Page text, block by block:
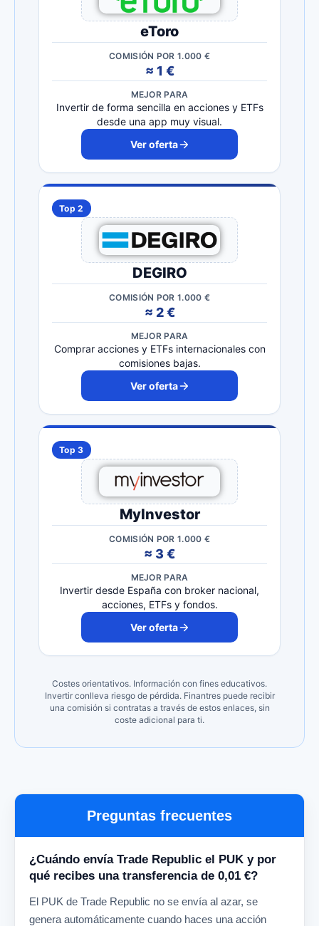
eToro
COMISIÓN POR 1.000 €
≈ 1 €
MEJOR PARA
Invertir de forma sencilla en acciones y ETFs
desde una app muy visual.
Ver oferta
Top 2
DEGIRO
COMISIÓN POR 1.000 €
≈ 2 €
MEJOR PARA
Comprar acciones y ETFs internacionales con
comisiones bajas.
Ver oferta
Top 3
MyInvestor
COMISIÓN POR 1.000 €
≈ 3 €
MEJOR PARA
Invertir desde España con broker nacional,
acciones, ETFs y fondos.
Ver oferta
Costes orientativos. Información con fines educativos.
Invertir conlleva riesgo de pérdida. Finantres puede recibir
una comisión si contratas a través de estos enlaces, sin
coste adicional para ti.
Preguntas frecuentes
¿Cuándo envía Trade Republic el PUK y por
qué recibes una transferencia de 0,01 €?
El PUK de Trade Republic no se envía al azar, se
genera automáticamente cuando haces una acción